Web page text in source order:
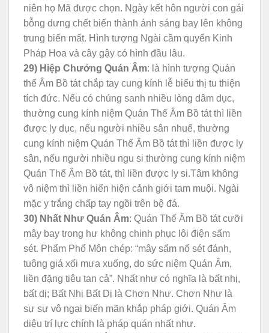
niên họ Mã được chọn. Ngày kết hôn người con gái
bỗng dưng chết biến thành ánh sáng bay lên không
trung biến mất. Hình tượng Ngài cầm quyển Kinh
Pháp Hoa và cây gậy có hình đầu lâu.
29) Hiệp Chưởng Quán Âm: là hình tượng Quán
thế Âm Bồ tát chắp tay cung kính lễ biểu thị tu thiện
tích đức. Nếu có chúng sanh nhiều lòng dâm dục,
thường cung kính niệm Quán Thế Âm Bồ tát thì liền
được ly dục, nếu người nhiều sân nhuế, thường
cung kính niệm Quán Thế Âm Bồ tát thì liền được ly
sân, nếu người nhiều ngu si thường cung kính niệm
Quán Thế Âm Bồ tát, thì liền được ly si.Tâm không
vô niệm thì liền hiển hiện cảnh giới tam muội. Ngài
mặc y trắng chấp tay ngồi trên bệ đá.
30) Nhất Như Quán Âm: Quán Thế Âm Bồ tát cưỡi
mây bay trong hư không chinh phục lôi điện sấm
sét. Phẩm Phổ Môn chép: “mây sấm nổ sét đánh,
tuông giá xối mưa xuống, do sức niệm Quán Âm,
liền đặng tiêu tan cả”. Nhất như có nghĩa là bất nhị,
bất dị; Bất Nhị Bất Dị là Chơn Như. Chơn Như là
sự sự vô ngại biến mãn khắp pháp giới. Quán Âm
diệu trí lực chính là pháp quán nhất như.